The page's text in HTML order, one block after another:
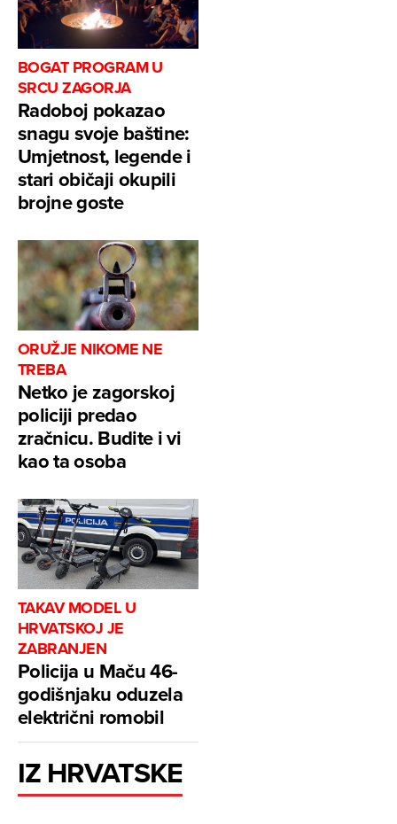
BOGAT PROGRAM U
SRCU ZAGORJA
Radoboj pokazao
snagu svoje baštine:
Umjetnost, legende i
stari običaji okupili
brojne goste
ORUŽJE NIKOME NE
TREBA
Netko je zagorskoj
policiji predao
zračnicu. Budite i vi
kao ta osoba
TAKAV MODEL U
HRVATSKOJ JE
ZABRANJEN
Policija u Maču 46-
godišnjaku oduzela
električni romobil
IZ HRVATSKE